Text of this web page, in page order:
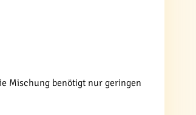
Mischung benötigt nur geringen